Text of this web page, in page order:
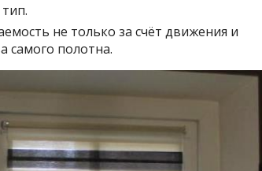
не только за счёт движения и
самого полотна.